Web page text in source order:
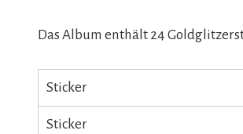
Das Album enthält 24
Sticker
Sticker